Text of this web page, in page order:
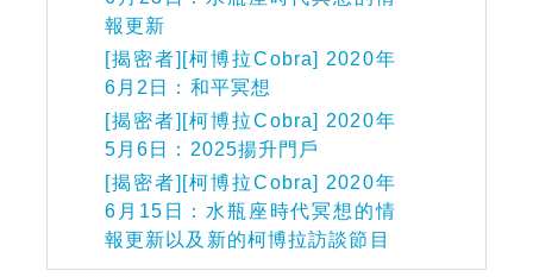
報更新
[揭密者][柯博拉Cobra] 2020年
6月2日：和平冥想
[揭密者][柯博拉Cobra] 2020年
5月6日：2025揚升門戶
[揭密者][柯博拉Cobra] 2020年
6月15日：水瓶座時代冥想的情
報更新以及新的柯博拉訪談節目